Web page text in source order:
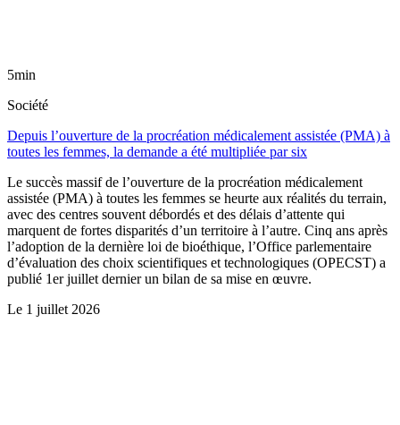
5min
Société
Depuis l’ouverture de la procréation médicalement assistée (PMA) à
toutes les femmes, la demande a été multipliée par six
Le succès massif de l’ouverture de la procréation médicalement
assistée (PMA) à toutes les femmes se heurte aux réalités du terrain,
avec des centres souvent débordés et des délais d’attente qui
marquent de fortes disparités d’un territoire à l’autre. Cinq ans après
l’adoption de la dernière loi de bioéthique, l’Office parlementaire
d’évaluation des choix scientifiques et technologiques (OPECST) a
publié 1er juillet dernier un bilan de sa mise en œuvre.
Le 1 juillet 2026